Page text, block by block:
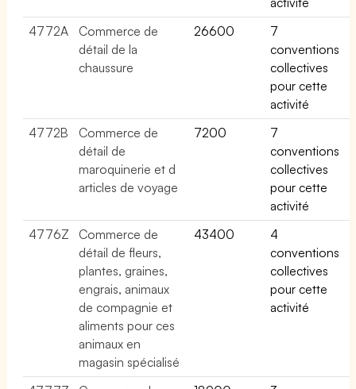
4772A
Commerce de
détail de la
chaussure
26600
7
conventions
collectives
pour cette
activité
4772B
Commerce de
détail de
maroquinerie et d
articles de voyage
7200
7
conventions
collectives
pour cette
activité
4776Z
Commerce de
détail de fleurs,
plantes, graines,
engrais, animaux
de compagnie et
aliments pour ces
animaux en
magasin spécialisé
43400
4
conventions
collectives
pour cette
activité